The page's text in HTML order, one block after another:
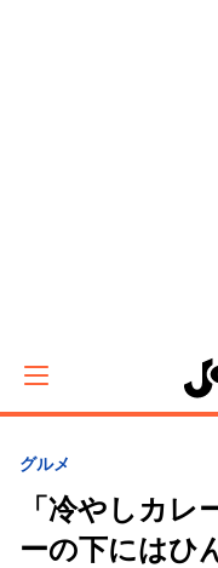
グルメ
「冷やしカ
ーの下にはひ